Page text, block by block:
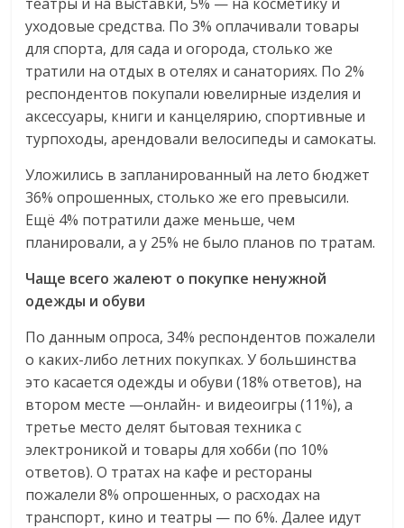
уходовые средства. По 3% оплачивали товары
для спорта, для сада и огорода, столько же
тратили на отдых в отелях и санаториях. По 2%
респондентов покупали ювелирные изделия и
аксессуары, книги и канцелярию, спортивные и
турпоходы, арендовали велосипеды и самокаты.
Уложились в запланированный на лето бюджет
36% опрошенных, столько же его превысили.
Ещё 4% потратили даже меньше, чем
планировали, а у 25% не было планов по тратам.
Чаще всего жалеют о покупке ненужной
одежды и обуви
По данным опроса, 34% респондентов пожалели
о каких-либо летних покупках. У большинства
это касается одежды и обуви (18% ответов), на
втором месте —онлайн- и видеоигры (11%), а
третье место делят бытовая техника с
электроникой и товары для хобби (по 10%
ответов). О тратах на кафе и рестораны
пожалели 8% опрошенных, о расходах на
транспорт, кино и театры — по 6%. Далее идут